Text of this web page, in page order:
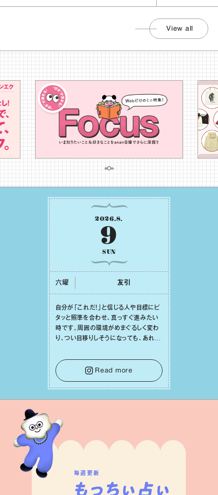
View all
2026.8.
9
SUN
六曜 友引
⾃分が「これだ！」と信じる⼈や⽬標にピ
タッと照準を合わせ、真っすぐ進みたい
時です。周囲の環境がめまぐるしく変わ
り、つい⽬移りしそうになっても、あれこ
をそっと⼿放し、⽬の前のことに集中しま
しょう。そのブレない決意が、あなたにと
って有意義で安定した成果を引き寄せま
す。
Read more
毎週更新